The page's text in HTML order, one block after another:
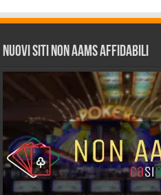
Nuovi siti non AAMS affidabili